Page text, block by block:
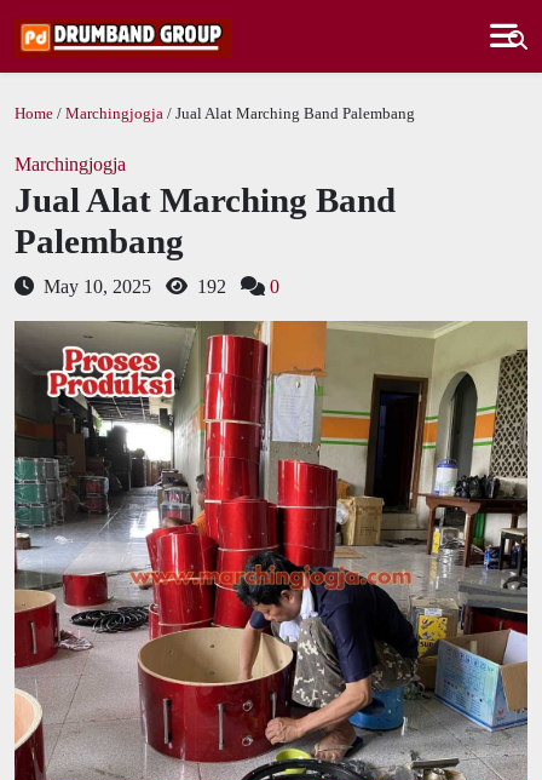
Home / Marchingjogja / Jual Alat Marching Band Palembang
Marchingjogja
Jual Alat Marching Band
Palembang
May 10, 2025 192 0